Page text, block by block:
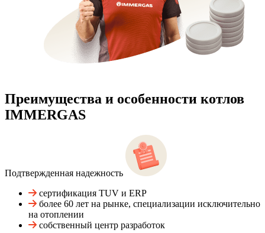
Преимущества и особенности котлов
IMMERGAS
Подтвержденная надежность
сертификация TUV и ERP
более 60 лет на рынке, специализации исключительно
на отоплении
собственный центр разработок